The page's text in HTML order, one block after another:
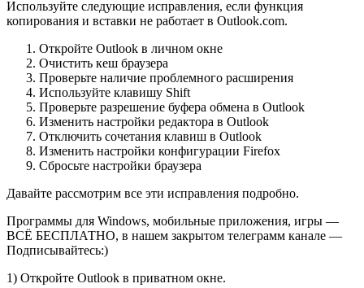
Используйте следующие исправления, если функция
копирования и вставки не работает в Outlook.com.
Откройте Outlook в личном окне
Очистить кеш браузера
Проверьте наличие проблемного расширения
Используйте клавишу Shift
Проверьте разрешение буфера обмена в Outlook
Изменить настройки редактора в Outlook
Отключить сочетания клавиш в Outlook
Изменить настройки конфигурации Firefox
Сбросьте настройки браузера
Давайте рассмотрим все эти исправления подробно.
Программы для Windows, мобильные приложения, игры —
ВСЁ БЕСПЛАТНО, в нашем закрытом телеграмм канале —
Подписывайтесь:)
1) Откройте Outlook в приватном окне.